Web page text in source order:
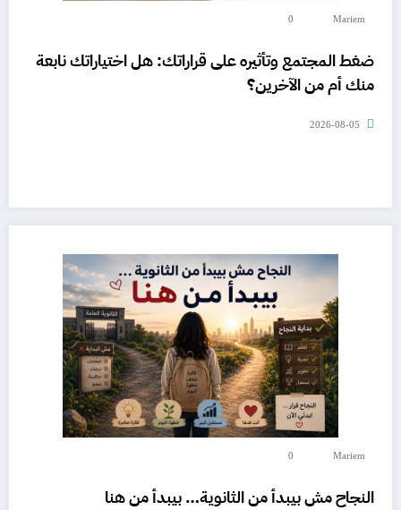
Mariem
0
ضغط المجتمع وتأثيره على قراراتك: هل اختياراتك نابعة
منك أم من الآخرين؟
2026-08-05
Mariem
0
النجاح مش بيبدأ من الثانوية… بيبدأ من هنا